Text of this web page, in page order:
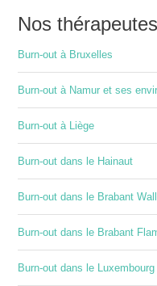
Nos
Burn-out à Bruxelles
Burn-out à Namur et ses
Burn-out à Liège
Burn-out dans le Hainaut
Burn-out dans le Brabant
Burn-out dans le Brabant
Burn-out dans le Luxembourg